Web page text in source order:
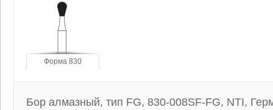
Форма 830
Бор алмазный, тип FG, 830-008SF-FG, NTI,